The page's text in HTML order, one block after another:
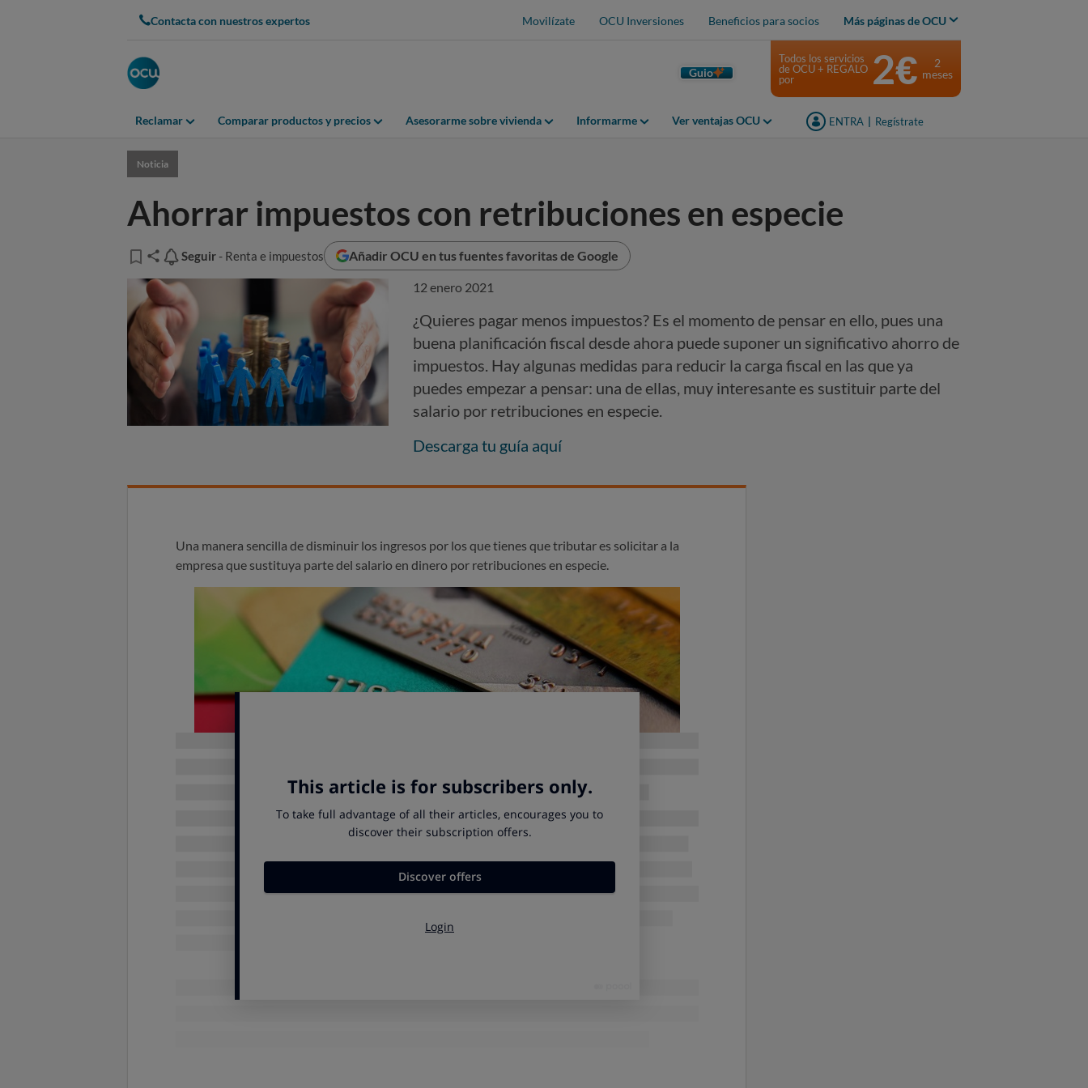
Contacta con nuestros expertos Movilízate OCU Inversiones Beneficios para socios Más páginas de OCU
Guio
Reclamar Comparar productos y precios Asesorarme sobre vivienda Informarme Ver ventajas OCU ENTRA Regístrate
Todos los servicios
de OCU + REGALO
por
2€
2
meses
Noticia
Ahorrar impuestos con retribuciones en especie
Seguir
Seguir - Renta e impuestos Añadir OCU en tus fuentes favoritas de Google
12 enero 2021
¿Quieres pagar menos impuestos? Es el momento de pensar en ello, pues una
buena planificación fiscal desde ahora puede suponer un significativo ahorro de
impuestos. Hay algunas medidas para reducir la carga fiscal en las que ya
puedes empezar a pensar: una de ellas, muy interesante es sustituir parte del
salario por retribuciones en especie.
Descarga tu guía aquí
Una manera sencilla de disminuir los ingresos por los que tienes que tributar es solicitar a la
empresa que sustituya parte del salario en dinero por retribuciones en especie.
Algunas de estas retribuciones en especie están exentas de tributación. Por ello, si puedes